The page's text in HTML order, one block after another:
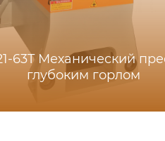
63T Механический
глубоким горлом